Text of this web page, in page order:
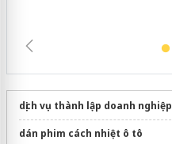
dịch vụ thành lập doanh
dán phim cách nhiệt ô tô